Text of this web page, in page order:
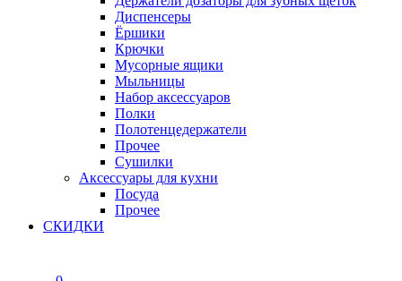
Диспенсеры
Ёршики
Крючки
Мусорные ящики
Мыльницы
Набор аксессуаров
Полки
Полотенцедержатели
Прочее
Сушилки
Аксессуары для кухни
Посуда
Прочее
СКИДКИ